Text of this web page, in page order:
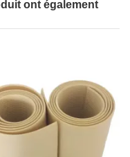
ont également